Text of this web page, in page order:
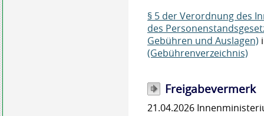
§ 5 der Verordnung des
des
Gebühren und Auslagen)
(Gebührenverzeichnis)
Freigabevermerk
21.04.2026